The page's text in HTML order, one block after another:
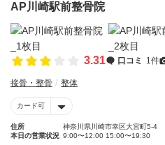
AP川崎駅前整骨院
3.31 口コミ 1件
接骨・整骨 整体
カード可
住所
神奈川県川崎市幸区大宮町5-4
本日の営業状況 9:00〜12:00 15:00〜19:30